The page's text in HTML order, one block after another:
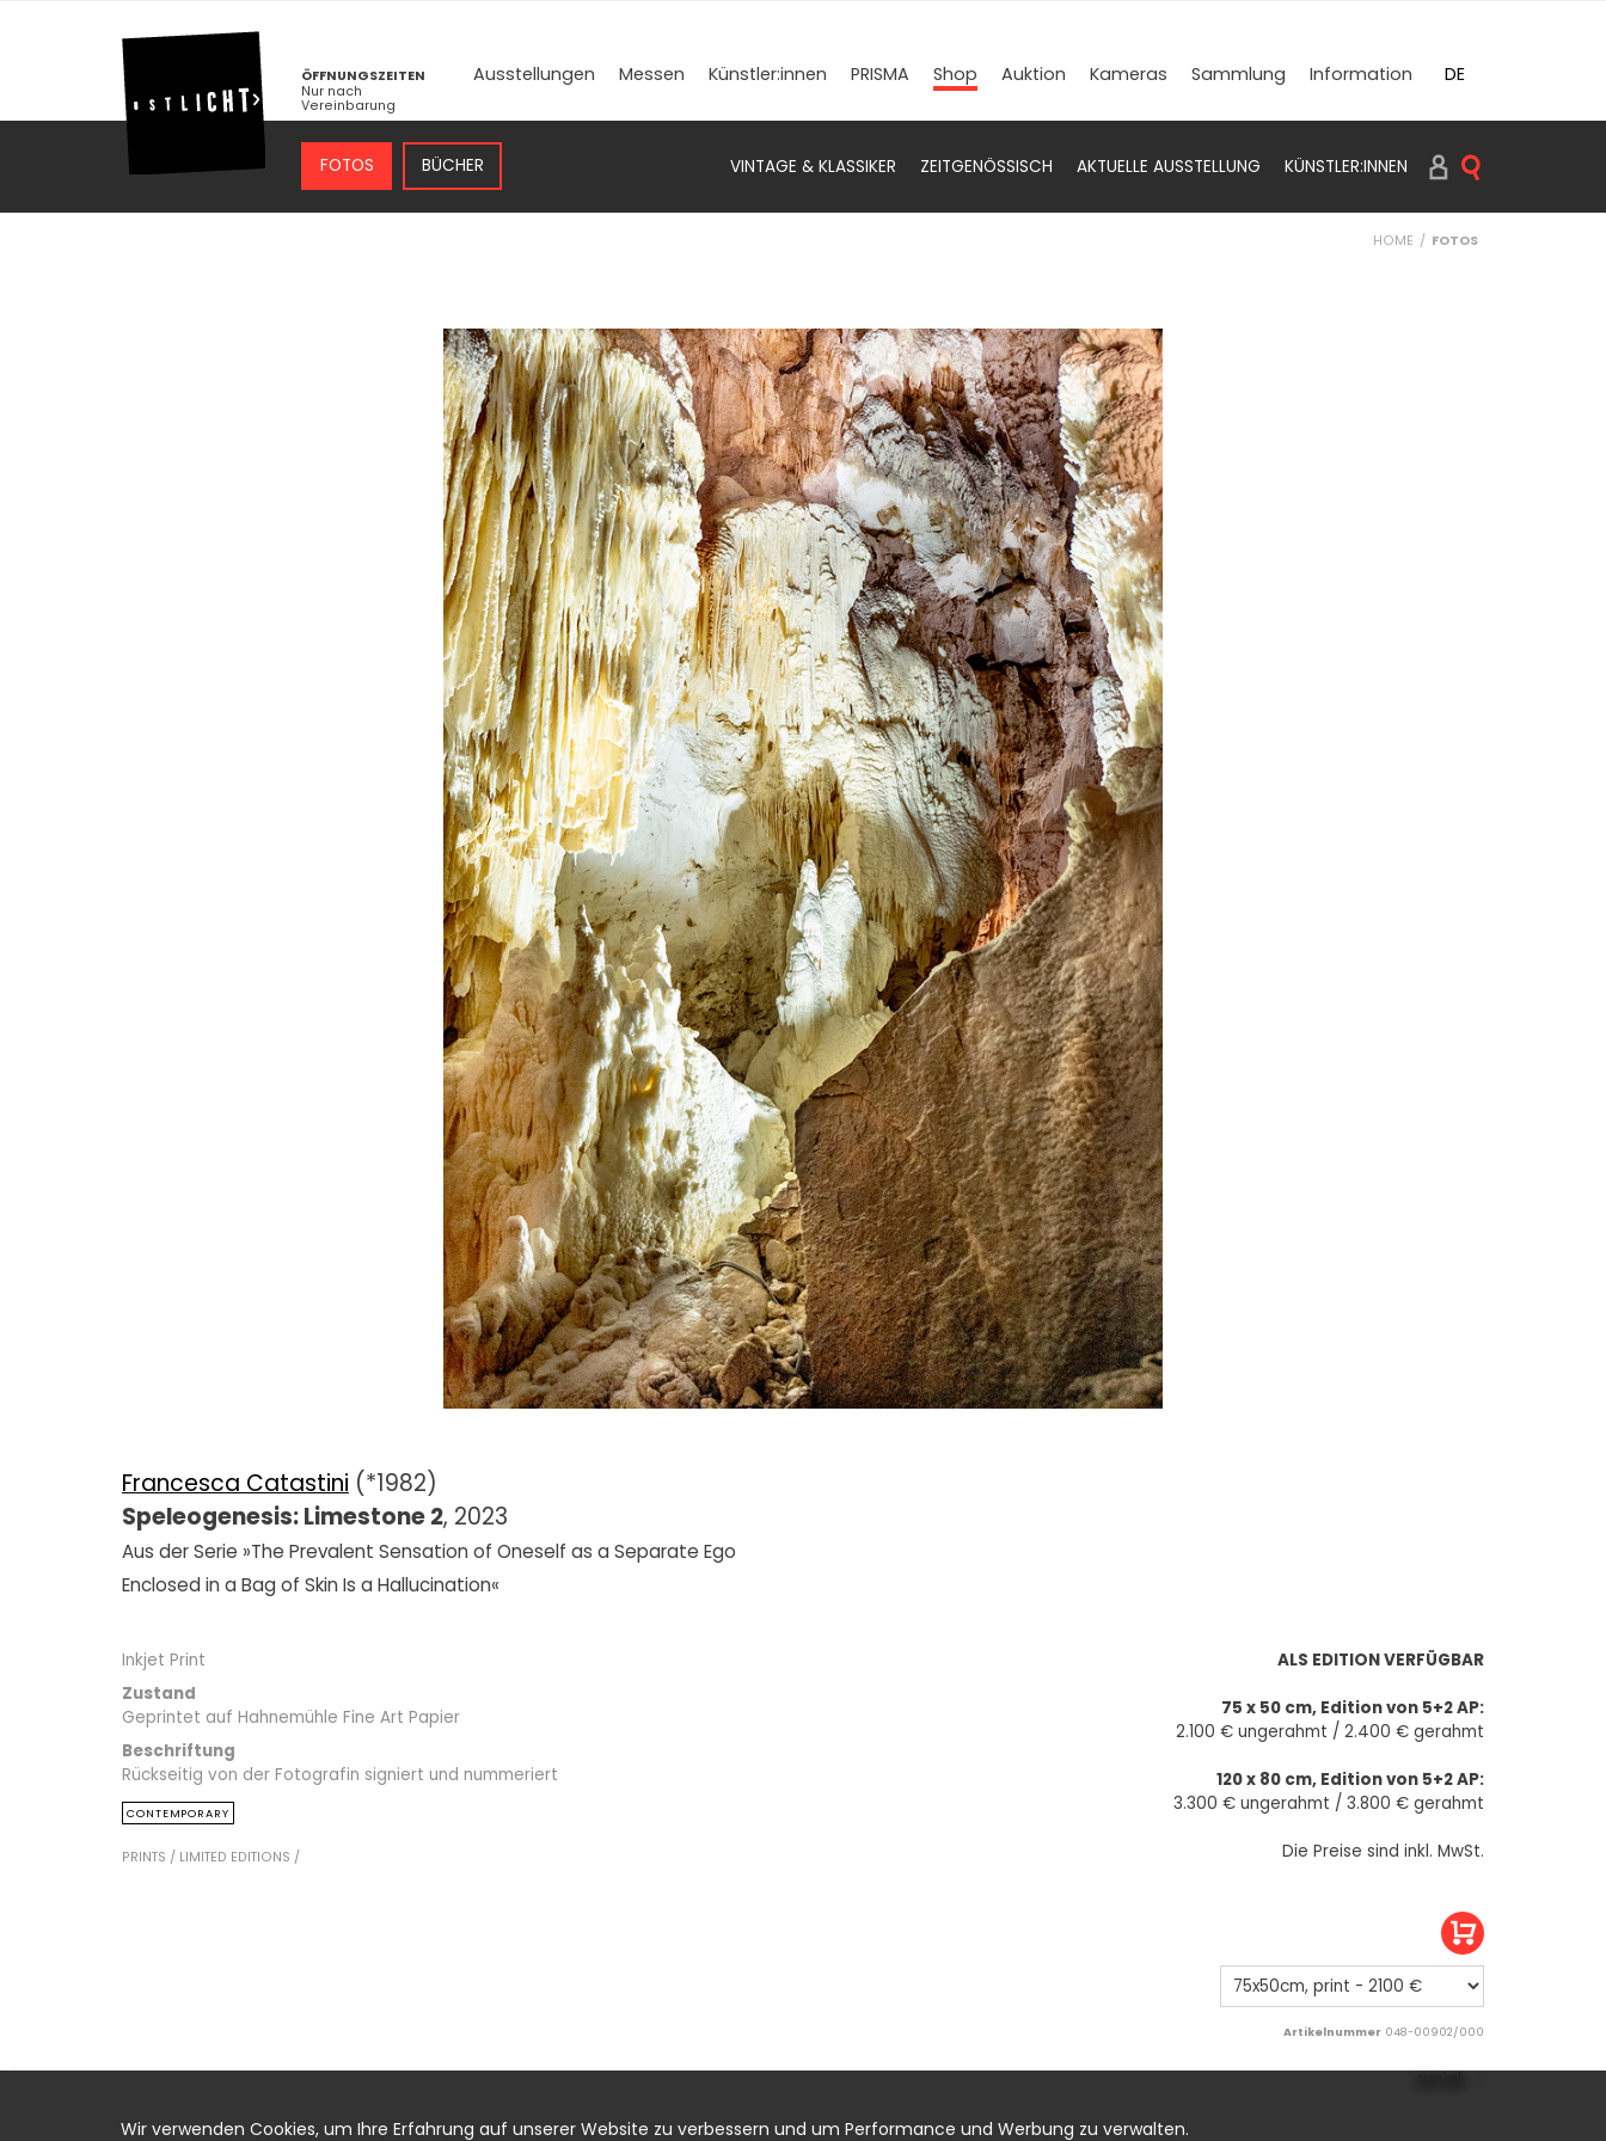
ÖFFNUNGSZEITEN
Nur nach
Vereinbarung
Ausstellungen Messen Künstler­:innen PRISMA Shop Auktion Kameras Sammlung Information
DE
EN
FOTOS BÜCHER VINTAGE & KLASSIKER ZEITGENÖSSISCH AKTUELLE AUSSTELLUNG KÜNSTLER:INNEN
SUCHEN PRINTS
HOME FOTOS
Francesca Catastini (*1982)
Speleogenesis: Limestone 2, 2023
Aus der Serie »The Prevalent Sensation of Oneself as a Separate Ego
Enclosed in a Bag of Skin Is a Hallucination«
ALS EDITION VERFÜGBAR
75 x 50 cm, Edition von 5+2 AP:
2.100 € ungerahmt / 2.400 € gerahmt
120 x 80 cm, Edition von 5+2 AP:
3.300 € ungerahmt / 3.800 € gerahmt
Die Preise sind inkl. MwSt.
Artikelnummer 048-00902/000
Inkjet Print
Zustand
Geprintet auf Hahnemühle Fine Art Papier
Beschriftung
Rückseitig von der Fotografin signiert und nummeriert
CONTEMPORARY
PRINTS / LIMITED EDITIONS /
Wir verwenden Cookies, um Ihre Erfahrung auf unserer Website zu verbessern und um Performance und Werbung zu verwalten.